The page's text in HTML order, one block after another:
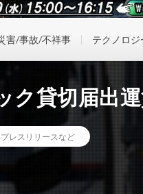
害/事故/不祥事 テクノロジ
ク貸切届出
プレスリリースなど